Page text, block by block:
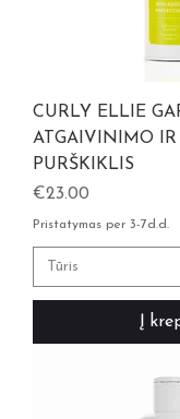
CURLY ELLIE
ATGAIVINIMO
PURŠKIKLIS
Kaina
€23.00
Pristatymas per 3-7d.d.
Į